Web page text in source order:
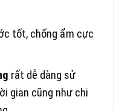
tốt, chống ẩm cực
rất dễ dàng sử
gian cũng như chi